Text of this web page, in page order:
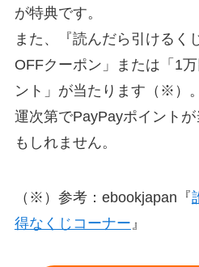
が特典です。
また、『読んだら引けるく
OFFクーポン」または「1
ント」が当たります（※）。
運次第でPayPayポイント
もしれません。
（※）参考：ebookjapan『
得なくじコーナー』